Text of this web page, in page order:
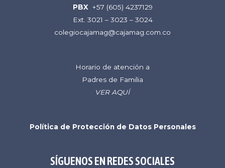
PBX +57 (605) 4237129
Ext. 3021 – 3023 – 3024
colegiocajamag@cajamag.com.co
Horario de atención a
Padres de Familia
VER AQUÍ
Política de Protección de Datos Personales
SÍGUENOS EN REDES SOCIALES